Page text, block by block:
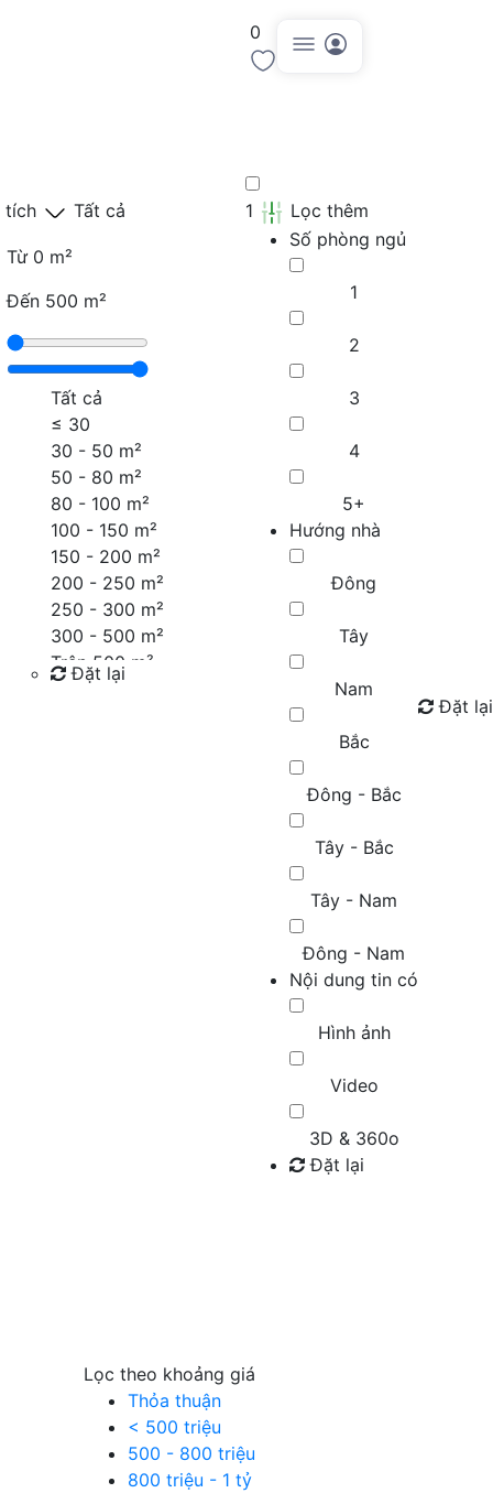
0
tích Tất cả
Từ 0 m²
Đến 500 m²
Tất cả
≤ 30
30 - 50 m²
50 - 80 m²
80 - 100 m²
100 - 150 m²
150 - 200 m²
200 - 250 m²
250 - 300 m²
300 - 500 m²
Trên 500 m²
Đặt lại
1
Lọc thêm
Số phòng ngủ
1
2
3
4
5+
Hướng nhà
Đông
Tây
Nam
Bắc
Đông - Bắc
Tây - Bắc
Tây - Nam
Đông - Nam
Nội dung tin có
Hình ảnh
Video
3D & 360o
Đặt lại
Đặt lại
Lọc theo khoảng giá
Thỏa thuận
< 500 triệu
500 - 800 triệu
800 triệu - 1 tỷ